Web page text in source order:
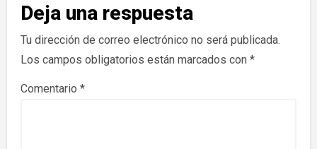
Deja una respuesta
Tu dirección de correo electrónico no será publicada.
Los campos obligatorios están marcados con *
Comentario *